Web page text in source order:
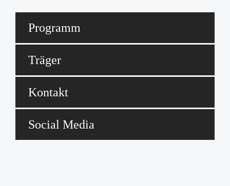
Programm
Träger
Kontakt
Social Media